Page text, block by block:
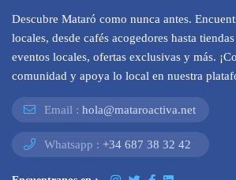
Descubre Mataró como nunca antes.
locales, desde cafés acogedores hasta
eventos locales, ofertas exclusivas y más.
comunidad y apoya lo local en nuestra
Email : hola@mataroactiva.net
Whatsapp : +34 687 38 32 42